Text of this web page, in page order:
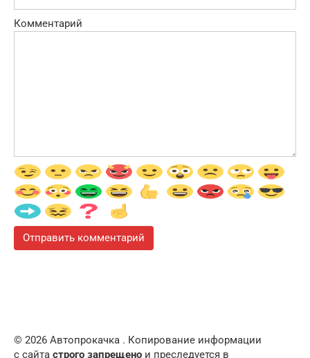
Комментарий
© 2026 Автопрокачка . Копирование информации
с сайта строго запрещено и преследуется в